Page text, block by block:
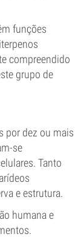
funções
compreendido
grupo de
por dez ou mais
se
Tanto
e estrutura.
humana e